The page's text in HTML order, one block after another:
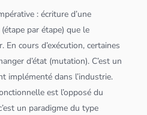
: écriture d’une
par étape) que le
En cours d’exécution, certaines
d’état (mutation). C’est un
implémenté dans l’industrie.
est l’opposé du
un paradigme du type